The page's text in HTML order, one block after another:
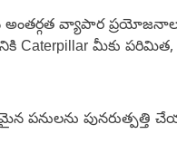
అంతర్గత వ్యాపార
మీకు పరిమిత,
పునరుత్పత్తి